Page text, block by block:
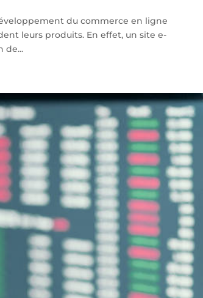
du commerce en ligne
leurs produits. En effet, un site e-
de...